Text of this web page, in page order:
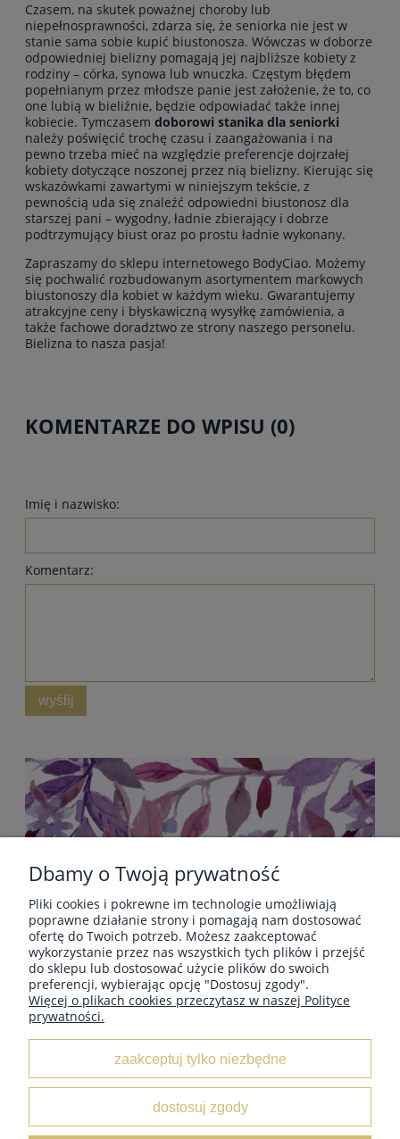
Czasem, na skutek poważnej choroby lub
niepełnosprawności, zdarza się, że seniorka nie jest w
stanie sama sobie kupić biustonosza. Wówczas w doborze
odpowiedniej bielizny pomagają jej najbliższe kobiety z
rodziny – córka, synowa lub wnuczka. Częstym błędem
popełnianym przez młodsze panie jest założenie, że to, co
one lubią w bieliźnie, będzie odpowiadać także innej
kobiecie. Tymczasem doborowi stanika dla seniorki
należy poświęcić trochę czasu i zaangażowania i na
pewno trzeba mieć na względzie preferencje dojrzałej
kobiety dotyczące noszonej przez nią bielizny. Kierując się
wskazówkami zawartymi w niniejszym tekście, z
pewnością uda się znaleźć odpowiedni biustonosz dla
starszej pani – wygodny, ładnie zbierający i dobrze
podtrzymujący biust oraz po prostu ładnie wykonany.
Zapraszamy do sklepu internetowego BodyCiao. Możemy
się pochwalić rozbudowanym asortymentem markowych
biustonoszy dla kobiet w każdym wieku. Gwarantujemy
atrakcyjne ceny i błyskawiczną wysyłkę zamówienia, a
także fachowe doradztwo ze strony naszego personelu.
Bielizna to nasza pasja!
KOMENTARZE DO WPISU (0)
Imię i nazwisko:
Komentarz:
wyślij
POMOC
PŁATNOŚCI I DOSTAWA
INFORMACJE
Dbamy o Twoją prywatność
Pliki cookies i pokrewne im technologie umożliwiają
poprawne działanie strony i pomagają nam dostosować
ofertę do Twoich potrzeb. Możesz zaakceptować
wykorzystanie przez nas wszystkich tych plików i przejść
do sklepu lub dostosować użycie plików do swoich
preferencji, wybierając opcję "Dostosuj zgody".
Więcej o plikach cookies przeczytasz w naszej Polityce
prywatności.
zaakceptuj tylko niezbędne
dostosuj zgody